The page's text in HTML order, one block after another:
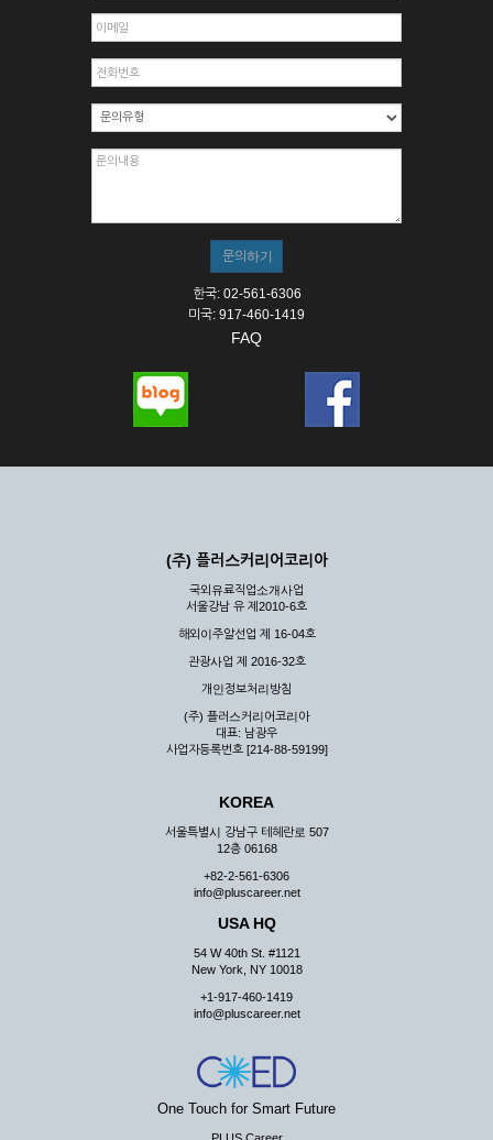
한국: 02-561-6306
미국: 917-460-1419
FAQ
(주) 플러스커리어코리아
국외유료직업소개사업
서울강남 유 제2010-6호
해외이주알선업 제 16-04호
관광사업 제 2016-32호
개인정보처리방침
(주) 플러스커리어코리아
대표: 남광우
사업자등록번호 [214-88-59199]
KOREA
서울특별시 강남구 테헤란로 507
12층 06168
+82-2-561-6306
info@pluscareer.net
USA HQ
54 W 40th St. #1121
New York, NY 10018
+1-917-460-1419
info@pluscareer.net
One Touch for Smart Future